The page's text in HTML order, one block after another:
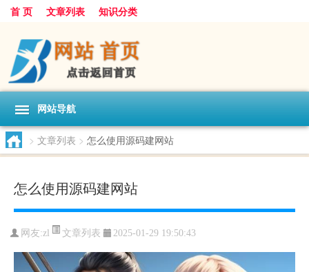
首 页 文章列表 知识分类
网站导航
> 文章列表 > 怎么使用源码建网站
怎么使用源码建网站
网友:zl 文章列表 2025-01-29 19:50:43